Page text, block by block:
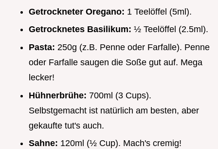
Getrockneter Oregano: 1 Teelöffel (5ml).
Getrocknetes Basilikum: ½ Teelöffel (2.5ml).
Pasta: 250g (z.B. Penne oder Farfalle). Penne
oder Farfalle saugen die Soße gut auf. Mega
lecker!
Hühnerbrühe: 700ml (3 Cups).
Selbstgemacht ist natürlich am besten, aber
gekaufte tut's auch.
Sahne: 120ml (½ Cup). Mach's cremig!